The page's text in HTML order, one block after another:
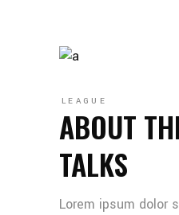
LEAGUE
ABOUT
TALKS
Lorem ipsum dolor